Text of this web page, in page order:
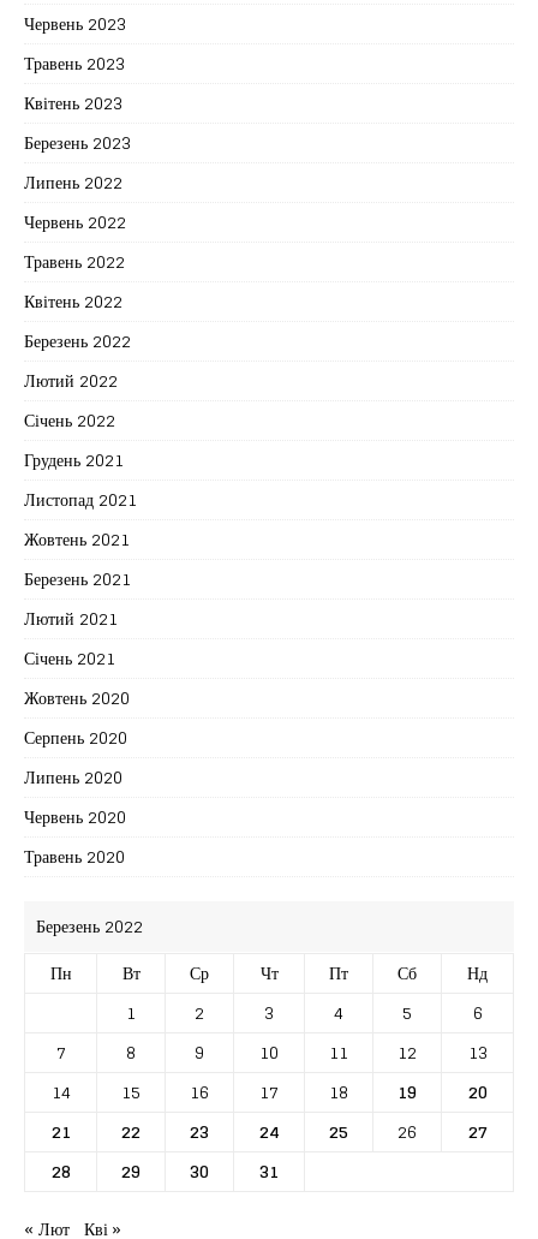
Червень 2023
Травень 2023
Квітень 2023
Березень 2023
Липень 2022
Червень 2022
Травень 2022
Квітень 2022
Березень 2022
Лютий 2022
Січень 2022
Грудень 2021
Листопад 2021
Жовтень 2021
Березень 2021
Лютий 2021
Січень 2021
Жовтень 2020
Серпень 2020
Липень 2020
Червень 2020
Травень 2020
Березень 2022
Пн
Вт Ср Чт Пт Сб
Нд
1
2 3 4 5
6
7
8 9 10 11 12
13
14
15 16 17 18 19
20
21
22 23 24 25 26
27
28
29 30
31
« Лют Кві »